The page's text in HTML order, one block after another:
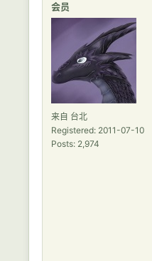
会员
来自 台北
Registered: 2011-07-10
Posts: 2,974